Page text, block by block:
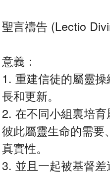
聖言禱告 (Lectio
意義：
1. 重建信徒的屬靈
長和更新。
2. 在不同小組裏培
彼此屬靈生命的需要
真實性。
3. 並且一起被基督